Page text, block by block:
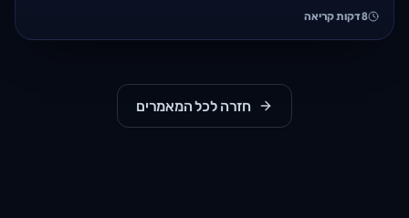
8דקות קריאה
חזרה לכל המאמרים